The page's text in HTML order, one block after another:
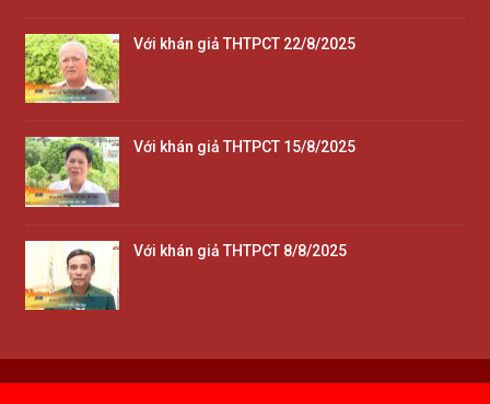
Với khán giả THTPCT 22/8/2025
Với khán giả THTPCT 15/8/2025
Với khán giả THTPCT 8/8/2025